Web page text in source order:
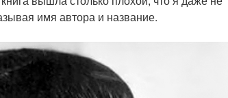
имя автора и название.